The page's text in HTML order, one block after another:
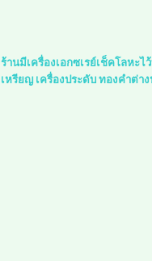
ร้านมีเครื่องเอกซเรย์เช็คโลหะ
เหรียญ เครื่องประดับ ทองคำต่า